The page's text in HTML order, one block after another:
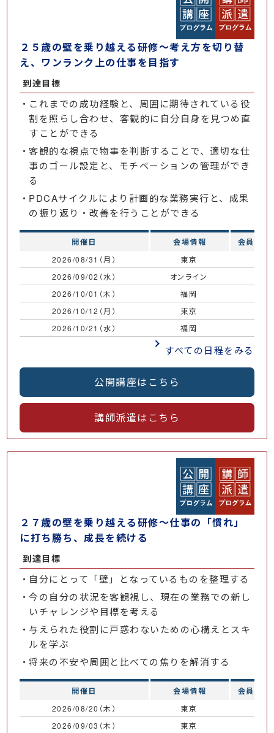
２５歳の壁を乗り越える研修～考え方を切り替
え、ワンランク上の仕事を目指す
到達目標
これまでの成功経験と、周囲に期待されている役
割を照らし合わせ、客観的に自分自身を見つめ直
すことができる
客観的な視点で物事を判断することで、適切な仕
事のゴール設定と、モチベーションの管理ができ
る
PDCAサイクルにより計画的な業務実行と、成果
の振り返り・改善を行うことができる
開催日 会場情報 会員価格
2026/08/31（月） 東京
2026/09/02（水）
オンライン
2026/10/01（木）
福岡
2026/10/12（月）
東京
2026/10/21（水）
福岡
すべての日程をみる
公開講座はこちら
講師派遣はこちら
２７歳の壁を乗り越える研修～仕事の「慣れ」
に打ち勝ち、成長を続ける
到達目標
自分にとって「壁」となっているものを整理する
今の自分の状況を客観視し、現在の業務での新し
いチャレンジや目標を考える
与えられた役割に戸惑わないための心構えとスキ
ルを学ぶ
将来の不安や周囲と比べての焦りを解消する
開催日 会場情報 会員価格
2026/08/20（木） 東京
2026/09/03（木）
東京